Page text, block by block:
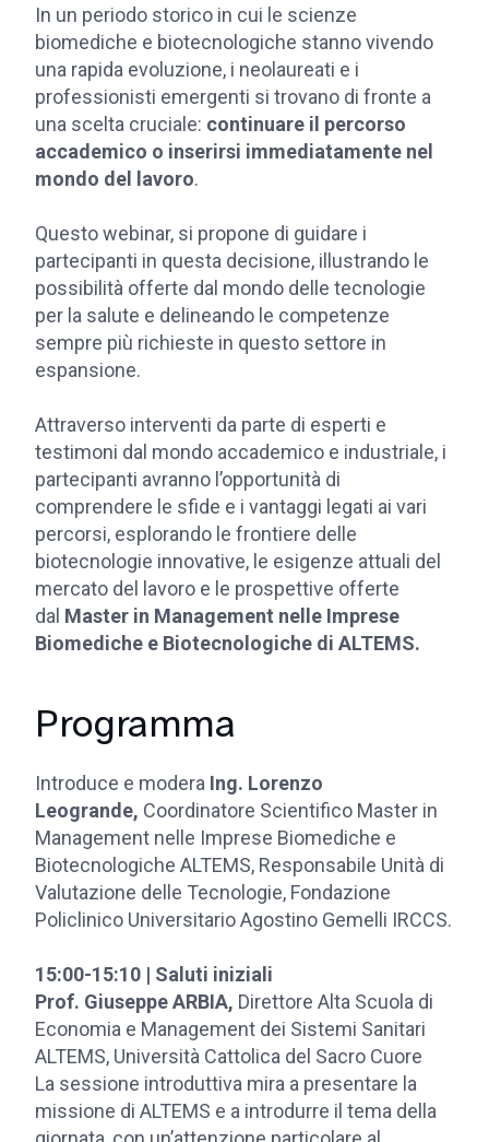
In un periodo storico in cui le scienze
biomediche e biotecnologiche stanno vivendo
una rapida evoluzione, i neolaureati e i
professionisti emergenti si trovano di fronte a
una scelta cruciale: continuare il percorso
accademico o inserirsi immediatamente nel
mondo del lavoro.
Questo webinar, si propone di guidare i
partecipanti in questa decisione, illustrando le
possibilità offerte dal mondo delle tecnologie
per la salute e delineando le competenze
sempre più richieste in questo settore in
espansione.
Attraverso interventi da parte di esperti e
testimoni dal mondo accademico e industriale, i
partecipanti avranno l’opportunità di
comprendere le sfide e i vantaggi legati ai vari
percorsi, esplorando le frontiere delle
biotecnologie innovative, le esigenze attuali del
mercato del lavoro e le prospettive offerte
dal Master in Management nelle Imprese
Biomediche e Biotecnologiche di ALTEMS.
Programma
Introduce e modera Ing. Lorenzo
Leogrande, Coordinatore Scientifico Master in
Management nelle Imprese Biomediche e
Biotecnologiche ALTEMS, Responsabile Unità di
Valutazione delle Tecnologie, Fondazione
Policlinico Universitario Agostino Gemelli IRCCS.
15:00-15:10 | Saluti iniziali
Prof. Giuseppe ARBIA, Direttore Alta Scuola di
Economia e Management dei Sistemi Sanitari
ALTEMS, Università Cattolica del Sacro Cuore
La sessione introduttiva mira a presentare la
missione di ALTEMS e a introdurre il tema della